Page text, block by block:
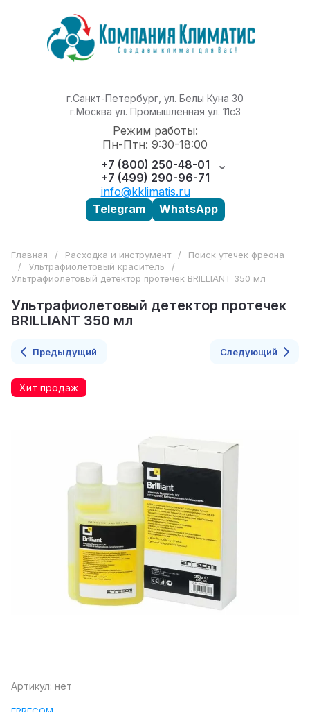
г.Санкт-Петербург, ул. Белы Куна 30
г.Москва ул. Промышленная ул. 11с3
Режим работы:
Пн-Птн: 9:30-18:00
+7 (800) 250-48-01
+7 (499) 290-96-71
info@kklimatis.ru
Telegram
WhatsApp
Главная / Расходка и инструмент /
Поиск утечек фреона
/
Ультрафиолетовый краситель
/
Ультрафиолетовый детектор протечек BRILLIANT 350 мл
Ультрафиолетовый детектор протечек
BRILLIANT 350 мл
Предыдущий Следующий
Хит продаж
Артикул: нет